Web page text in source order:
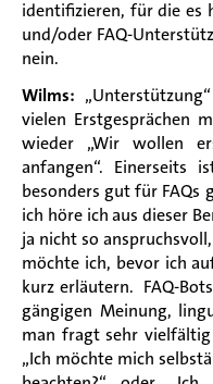
identifizieren, für die es
und/oder FAQ-
nein.
Wilms:
vielen Erstgesprächen
wieder „Wir wollen
anfangen“. Einerseits
besonders gut für FAQs
ich höre ich aus dieser
ja nicht so
möchte ich, bevor ich
kurz erläutern. FAQ-
gängigen Meinung,
man fragt sehr
„Ich möchte mich